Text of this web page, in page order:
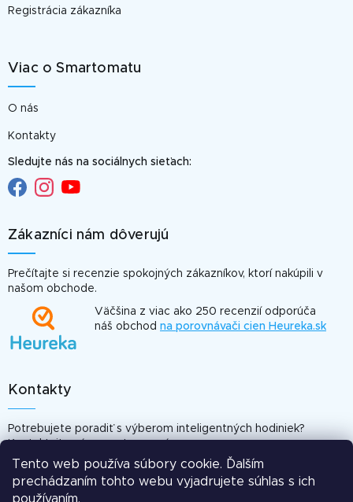
Tento web používa súbory cookie. Ďalším
prechádzaním tohto webu vyjadrujete súhlas s ich
používaním.
Registrácia zákazníka
Viac o Smartomatu
O nás
Kontakty
Sledujte nás na sociálnych sieťach:
Zákazníci nám dôverujú
Prečítajte si recenzie spokojných zákazníkov, ktorí nakúpili v
našom obchode.
Väčšina z viac ako 250 recenzií odporúča
náš obchod na porovnávači cien Heureka.sk
Kontakty
Potrebujete poradiť s výberom inteligentných hodiniek?
info@smartomat.sk
Odpovieme vám do 24 hod.